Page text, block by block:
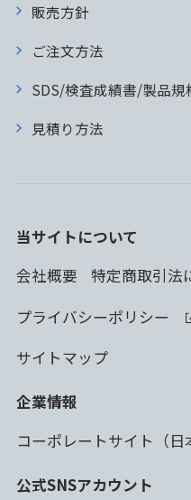
販売方針
ご注文方法
SDS/検査成績書/製品規
見積り方法
当サイトについて
会社概要
特定商取引法
プライバシーポリシー
サイトマップ
企業情報
コーポレートサイト（日
公式SNSアカウント